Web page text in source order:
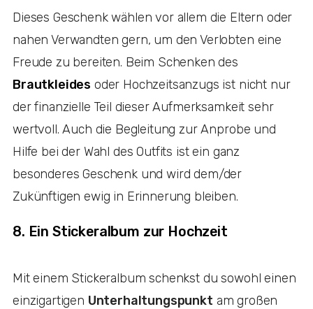
Dieses Geschenk wählen vor allem die Eltern oder
nahen Verwandten gern, um den Verlobten eine
Freude zu bereiten. Beim Schenken des
Brautkleides oder Hochzeitsanzugs ist nicht nur
der finanzielle Teil dieser Aufmerksamkeit sehr
wertvoll. Auch die Begleitung zur Anprobe und
Hilfe bei der Wahl des Outfits ist ein ganz
besonderes Geschenk und wird dem/der
Zukünftigen ewig in Erinnerung bleiben.
8. Ein Stickeralbum zur Hochzeit
Mit einem Stickeralbum schenkst du sowohl einen
einzigartigen Unterhaltungspunkt am großen